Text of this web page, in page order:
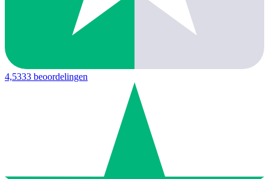
4,5333 beoordelingen